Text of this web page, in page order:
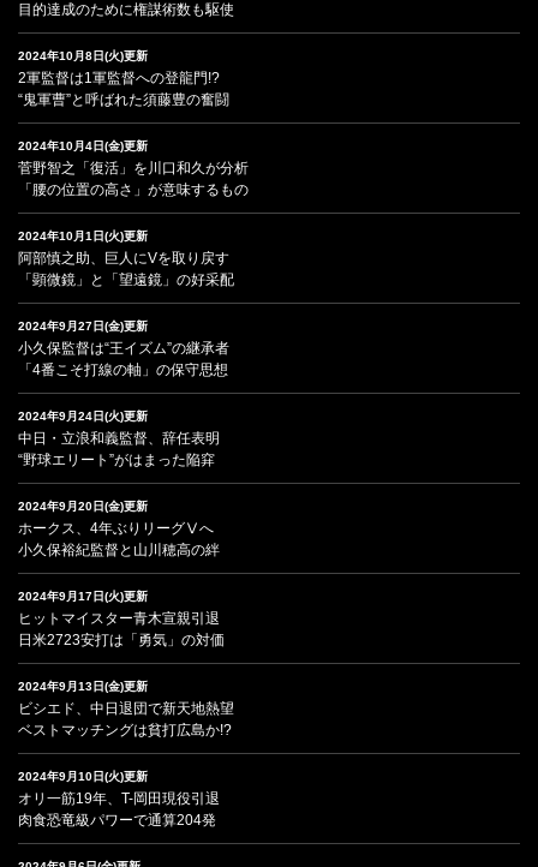
目的達成のために権謀術数も駆使
2024年10月8日(火)更新
2軍監督は1軍監督への登龍門!?
“鬼軍曹”と呼ばれた須藤豊の奮闘
2024年10月4日(金)更新
菅野智之「復活」を川口和久が分析
「腰の位置の高さ」が意味するもの
2024年10月1日(火)更新
阿部慎之助、巨人にVを取り戻す
「顕微鏡」と「望遠鏡」の好采配
2024年9月27日(金)更新
小久保監督は“王イズム”の継承者
「4番こそ打線の軸」の保守思想
2024年9月24日(火)更新
中日・立浪和義監督、辞任表明
“野球エリート”がはまった陥穽
2024年9月20日(金)更新
ホークス、4年ぶりリーグⅤへ
小久保裕紀監督と山川穂高の絆
2024年9月17日(火)更新
ヒットマイスター青木宣親引退
日米2723安打は「勇気」の対価
2024年9月13日(金)更新
ビシエド、中日退団で新天地熱望
ベストマッチングは貧打広島か!?
2024年9月10日(火)更新
オリ一筋19年、T-岡田現役引退
肉食恐竜級パワーで通算204発